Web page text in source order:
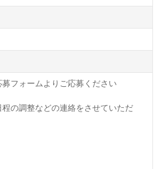
フォームよりご応募ください
の調整などの連絡をさせていただ